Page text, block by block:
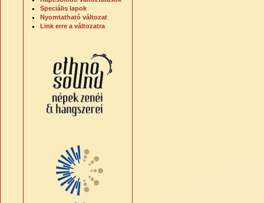
Speciális lapok
Nyomtatható változat
Link erre a változatra